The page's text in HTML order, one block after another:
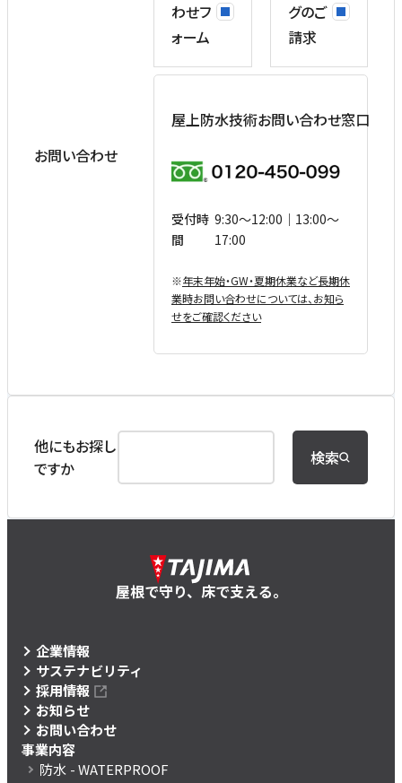
お問い合わせ
わせフ
ォーム
グのご
請求
屋上防水技術お問い合わせ窓口
受付時
間
9:30〜12:00｜13:00〜
17:00
※年末年始・GW・夏期休業など⻑期休
業時お問い合わせについては、お知ら
せをご確認ください
他にもお探し
ですか
検索
屋根で守り、床で支える。
企業情報
サステナビリティ
採用情報
お知らせ
お問い合わせ
事業内容
防水 - WATERPROOF